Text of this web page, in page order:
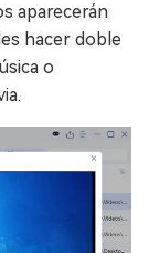
aparecerán
hacer doble
o